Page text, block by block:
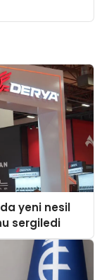
yeni nesil
sergiledi